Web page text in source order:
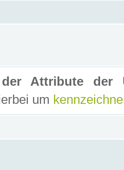
Attribute der
um